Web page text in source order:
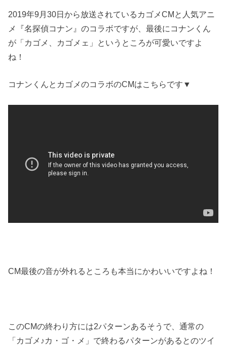
2019年9月30日から放送されているカゴメCMと人気アニ
メ『名探偵コナン』のコラボですが、最後にコナンくん
が「カゴメ、カゴメェ」というところが可愛いですよ
ね！
コナンくんとカゴメのコラボのCMはこちらです▼
CM最後の音が外れるところも本当にかわいいですよね！
このCMの終わり方には2パターンあるそうで、通常の
「カゴメ♪カ・ゴ・メ」で終わるパターンがあるとのツイ